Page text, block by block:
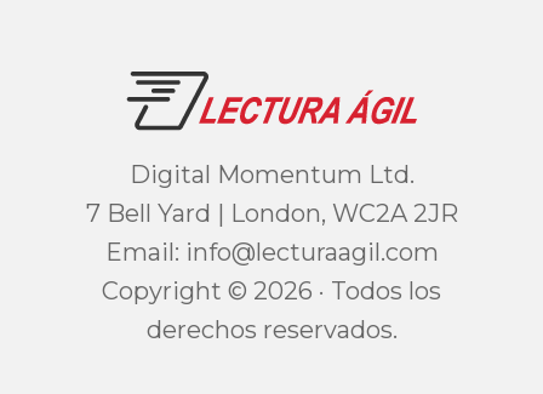
Digital Momentum Ltd.
7 Bell Yard | London, WC2A 2JR
Email: moc.ligaarutcel@ofni
Copyright © 2026 · Todos los
derechos reservados.